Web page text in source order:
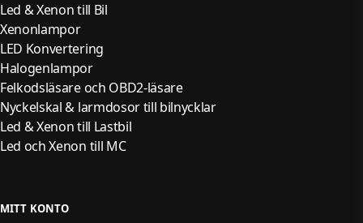
Led & Xenon till Bil
Xenonlampor
LED Konvertering
Halogenlampor
Felkodsläsare och OBD2-läsare
Nyckelskal & larmdosor till bilnycklar
Led & Xenon till Lastbil
Led och Xenon till MC
MITT KONTO